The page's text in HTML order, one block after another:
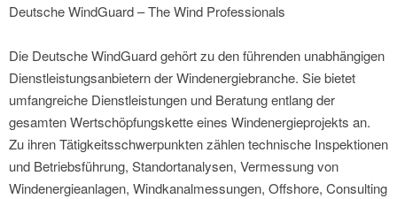
Deutsche WindGuard – The Wind Professionals
Die Deutsche WindGuard gehört zu den führenden unabhängigen
Dienstleistungsanbietern der Windenergiebranche. Sie bietet
umfangreiche Dienstleistungen und Beratung entlang der
gesamten Wertschöpfungskette eines Windenergieprojekts an.
Zu ihren Tätigkeitsschwerpunkten zählen technische Inspektionen
und Betriebsführung, Standortanalysen, Vermessung von
Windenergieanlagen, Windkanalmessungen, Offshore, Consulting